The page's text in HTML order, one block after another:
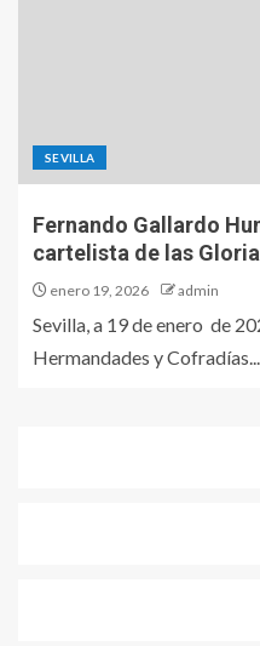
SEVILLA
Fernando Gallardo
cartelista de las
enero 19, 2026 admin
Sevilla, a 19 de enero de
Hermandades y Cofradías...